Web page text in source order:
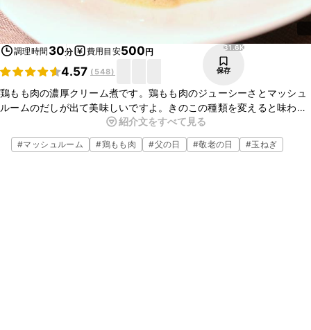
調理時間 30分 費用目安500円
4.57 ( 548)
31.6K
保存
鶏もも肉の濃厚クリーム煮です。鶏もも肉のジューシーさとマッシュ
ルームのだしが出て美味しいですよ。きのこの種類を変えると味わい
が変わるのでアレンジも可能です。クリーミーでまろやかな味付けな
ので、食べやすいです。
紹介文をすべて見る
#マッシュルーム #鶏もも肉 #父の日 #敬老の日 #玉ねぎ